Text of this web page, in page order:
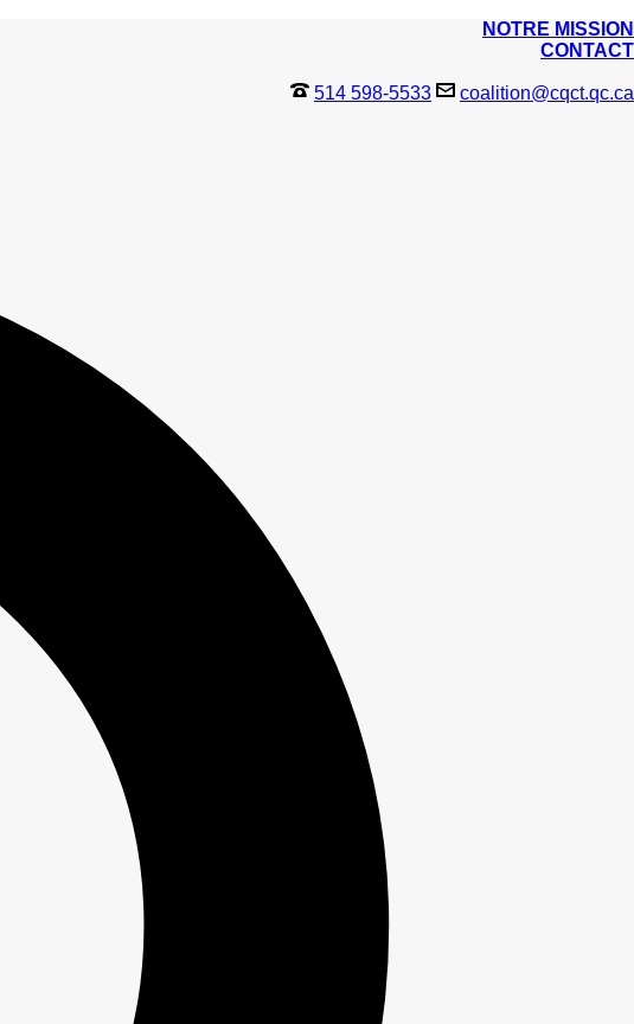
NOTRE MISSION
CONTACT
514 598-5533 coalition@cqct.qc.ca